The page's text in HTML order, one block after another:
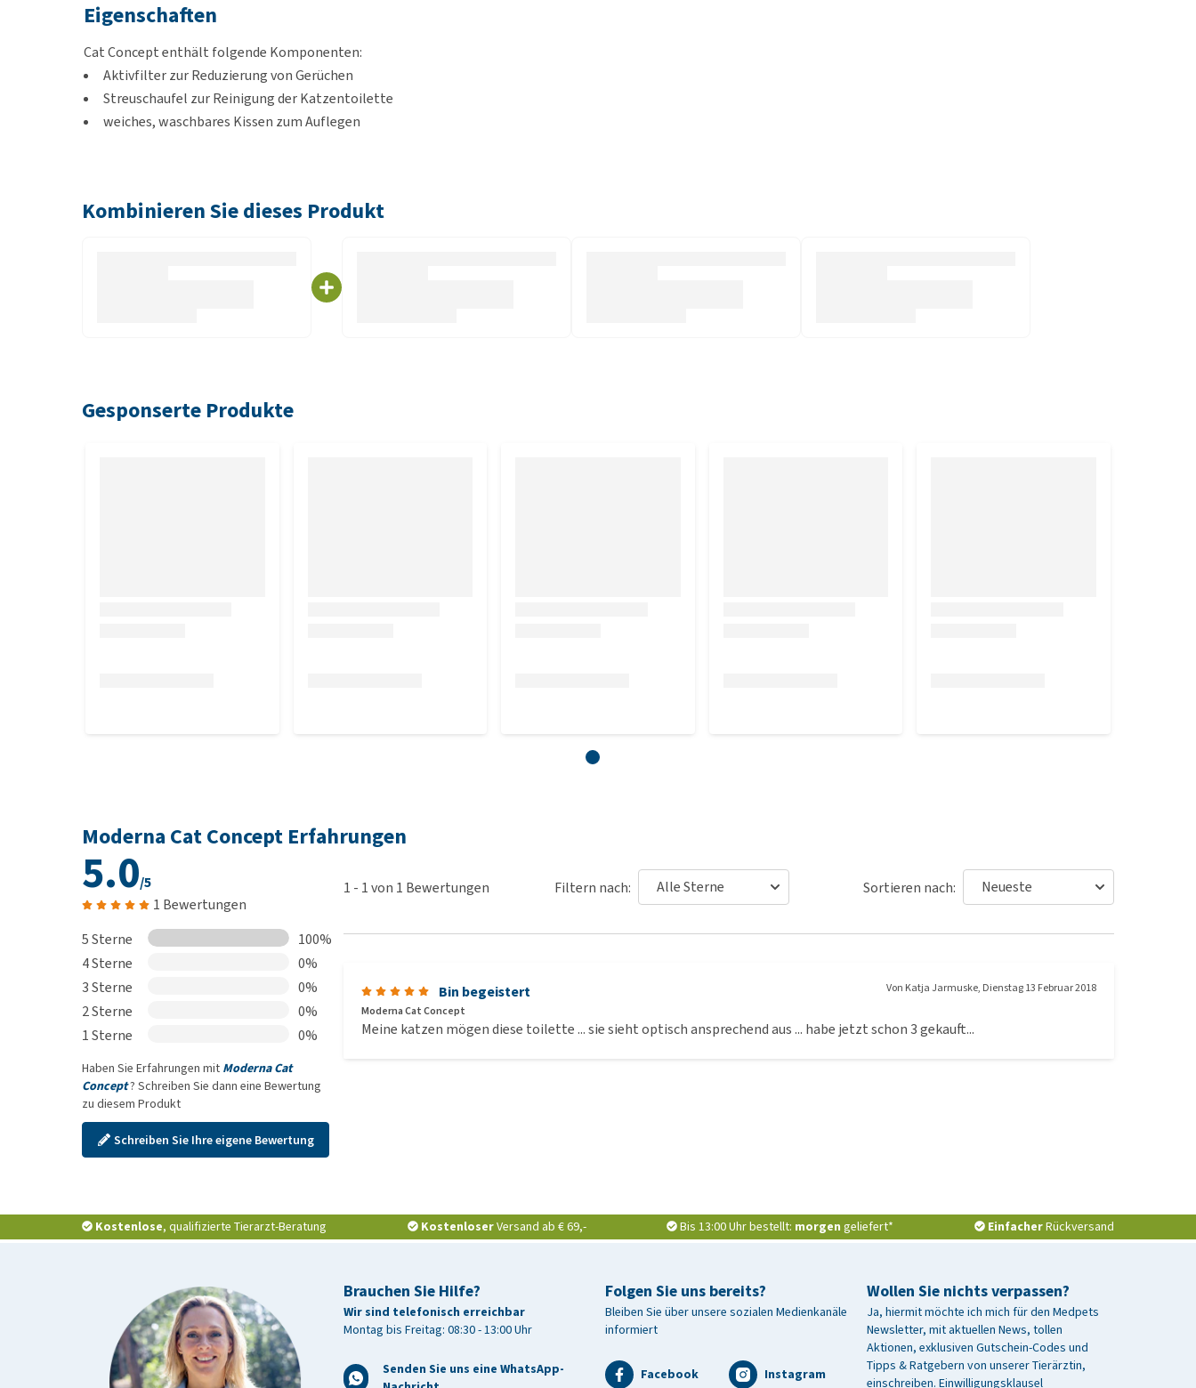
Eigenschaften
Cat Concept enthält folgende Komponenten:
Aktivfilter zur Reduzierung von Gerüchen
Streuschaufel zur Reinigung der Katzentoilette
weiches, waschbares Kissen zum Auflegen
Farbe
Kombinieren Sie dieses Produkt
Gesponserte Produkte
Moderna Cat Concept Erfahrungen
5.0/5
1 Bewertungen
5 Sterne
100%
4 Sterne
0%
3 Sterne
0%
2 Sterne
0%
1 Sterne
0%
Haben Sie Erfahrungen mit Moderna Cat
Concept? Schreiben Sie dann eine Bewertung
zu diesem Produkt
Schreiben Sie Ihre eigene Bewertung
Filtern nach: Sortieren nach:
1 - 1von 1 Bewertungen
Bin begeistert Von Katja Jarmuske, Dienstag 13 Februar 2018
Moderna Cat Concept
Meine katzen mögen diese toilette ... sie sieht optisch ansprechend aus ... habe jetzt schon 3 gekauft...
Kostenlose, qualifizierte Tierarzt-Beratung KostenloserVersand ab € 69,- Bis 13:00 Uhr bestellt: morgen geliefert* EinfacherRückversand
Brauchen Sie Hilfe?
Wir sind telefonisch erreichbar
Montag bis Freitag: 08:30 - 13:00 Uhr
Senden Sie uns eine WhatsApp-
Wollen Sie nichts verpassen?
Ja, hiermit möchte ich mich für den Medpets
Newsletter, mit aktuellen News, tollen
Aktionen, exklusiven Gutschein-Codes und
Tipps & Ratgebern von unserer Tierärztin,
einschreiben. Einwilligungsklausel
Folgen Sie uns bereits?
Bleiben Sie über unsere sozialen Medienkanäle
informiert
Facebook Instagram